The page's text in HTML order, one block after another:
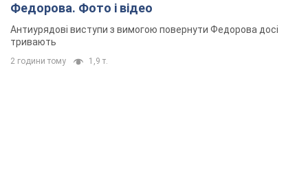
Федорова. Фото і відео
Антиурядові виступи з вимогою повернути Федорова досі
тривають
2 години тому 1,9 т.